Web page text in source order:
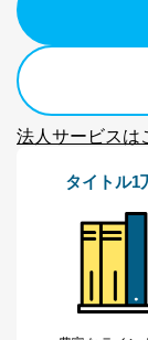
法人サービスは
タイトル1